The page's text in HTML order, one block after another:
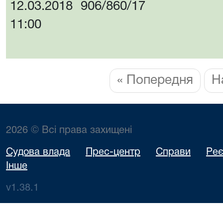
12.03.2018
11:00
906/860/17
« Попередня
2026 © Всі права захищені
Судова влада Прес-центр Справи
Інше
v1.38.1